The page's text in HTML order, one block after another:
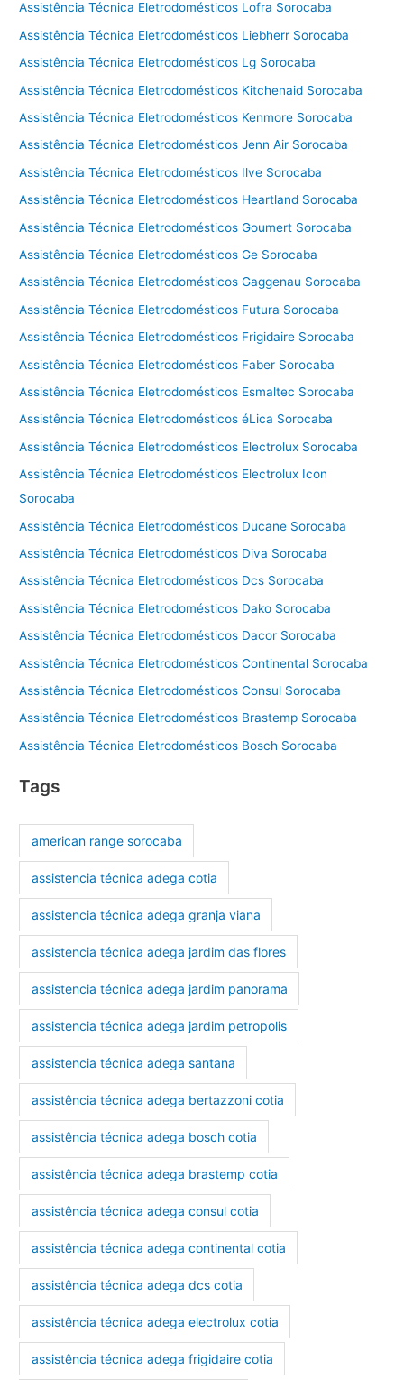
Assistência Técnica Eletrodomésticos Lofra Sorocaba
Assistência Técnica Eletrodomésticos Liebherr Sorocaba
Assistência Técnica Eletrodomésticos Lg Sorocaba
Assistência Técnica Eletrodomésticos Kitchenaid Sorocaba
Assistência Técnica Eletrodomésticos Kenmore Sorocaba
Assistência Técnica Eletrodomésticos Jenn Air Sorocaba
Assistência Técnica Eletrodomésticos Ilve Sorocaba
Assistência Técnica Eletrodomésticos Heartland Sorocaba
Assistência Técnica Eletrodomésticos Goumert Sorocaba
Assistência Técnica Eletrodomésticos Ge Sorocaba
Assistência Técnica Eletrodomésticos Gaggenau Sorocaba
Assistência Técnica Eletrodomésticos Futura Sorocaba
Assistência Técnica Eletrodomésticos Frigidaire Sorocaba
Assistência Técnica Eletrodomésticos Faber Sorocaba
Assistência Técnica Eletrodomésticos Esmaltec Sorocaba
Assistência Técnica Eletrodomésticos éLica Sorocaba
Assistência Técnica Eletrodomésticos Electrolux Sorocaba
Assistência Técnica Eletrodomésticos Electrolux Icon
Sorocaba
Assistência Técnica Eletrodomésticos Ducane Sorocaba
Assistência Técnica Eletrodomésticos Diva Sorocaba
Assistência Técnica Eletrodomésticos Dcs Sorocaba
Assistência Técnica Eletrodomésticos Dako Sorocaba
Assistência Técnica Eletrodomésticos Dacor Sorocaba
Assistência Técnica Eletrodomésticos Continental Sorocaba
Assistência Técnica Eletrodomésticos Consul Sorocaba
Assistência Técnica Eletrodomésticos Brastemp Sorocaba
Assistência Técnica Eletrodomésticos Bosch Sorocaba
Tags
american range sorocaba
assistencia técnica adega cotia
assistencia técnica adega granja viana
assistencia técnica adega jardim das flores
assistencia técnica adega jardim panorama
assistencia técnica adega jardim petropolis
assistencia técnica adega santana
assistência técnica adega bertazzoni cotia
assistência técnica adega bosch cotia
assistência técnica adega brastemp cotia
assistência técnica adega consul cotia
assistência técnica adega continental cotia
assistência técnica adega dcs cotia
assistência técnica adega electrolux cotia
assistência técnica adega frigidaire cotia